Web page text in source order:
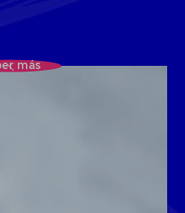
más